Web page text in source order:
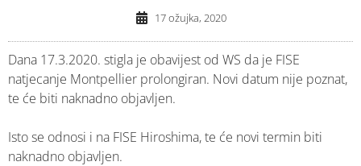
17 ožujka, 2020
Dana 17.3.2020. stigla je obavijest od WS da je FISE
natjecanje Montpellier prolongiran. Novi datum nije poznat,
te će biti naknadno objavljen.
Isto se odnosi i na FISE Hiroshima, te će novi termin biti
naknadno objavljen.